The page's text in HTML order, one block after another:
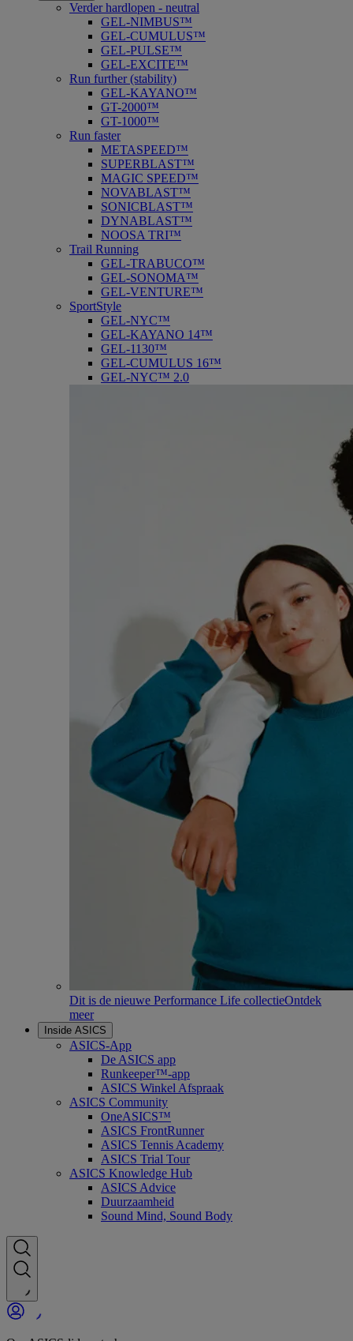
Verder hardlopen - neutral
GEL-NIMBUS™
GEL-CUMULUS™
GEL-PULSE™
GEL-EXCITE™
Run further (stability)
GEL-KAYANO™
GT-2000™
GT-1000™
Run faster
METASPEED™
SUPERBLAST™
MAGIC SPEED™
NOVABLAST™
SONICBLAST™
DYNABLAST™
NOOSA TRI™
Trail Running
GEL-TRABUCO™
GEL-SONOMA™
GEL-VENTURE™
SportStyle
GEL-NYC™
GEL-KAYANO 14™
GEL-1130™
GEL-CUMULUS 16™
GEL-NYC™ 2.0
Dit is de nieuwe Performance Life collectieOntdek
meer
Inside ASICS
ASICS-App
De ASICS app
Runkeeper™-app
ASICS Winkel Afspraak
ASICS Community
OneASICS™
ASICS FrontRunner
ASICS Tennis Academy
ASICS Trial Tour
ASICS Knowledge Hub
ASICS Advice
Duurzaamheid
Sound Mind, Sound Body